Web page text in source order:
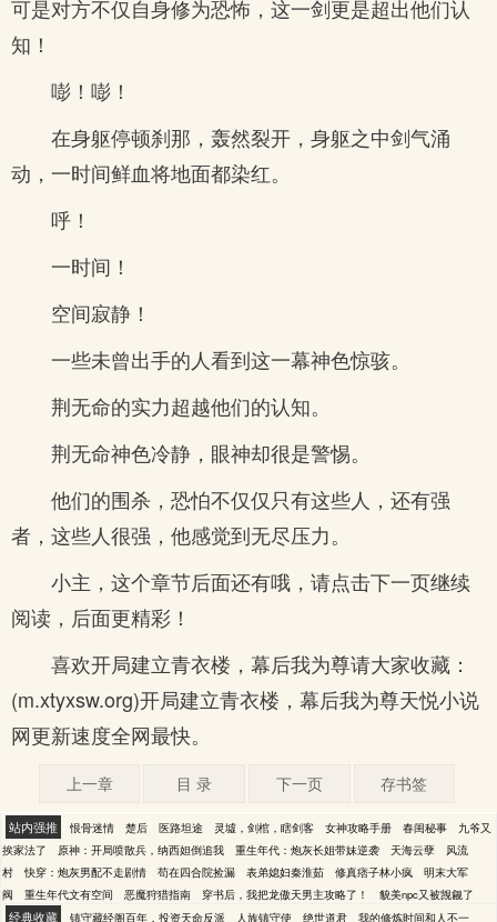
可是对方不仅自身修为恐怖，这一剑更是超出他们认
知！
嘭！嘭！
在身躯停顿刹那，轰然裂开，身躯之中剑气涌
动，一时间鲜血将地面都染红。
呼！
一时间！
空间寂静！
一些未曾出手的人看到这一幕神色惊骇。
荆无命的实力超越他们的认知。
荆无命神色冷静，眼神却很是警惕。
他们的围杀，恐怕不仅仅只有这些人，还有强
者，这些人很强，他感觉到无尽压力。
小主，这个章节后面还有哦，请点击下一页继续
阅读，后面更精彩！
喜欢开局建立青衣楼，幕后我为尊请大家收藏：
(m.xtyxsw.org)开局建立青衣楼，幕后我为尊天悦小说
网更新速度全网最快。
上一章 目 录 下一页 存书签
站内强推 恨骨迷情 楚后 医路坦途 灵墟，剑棺，瞎剑客 女神攻略手册 春闺秘事
九爷又
挨家法了
原神：开局喷散兵，纳西妲倒追我 重生年代：炮灰长姐带妹逆袭 天海云孽
风流
村
快穿：炮灰男配不走剧情 苟在四合院捡漏 表弟媳妇秦淮茹 修真痞子林小疯
明末大军
阀
重生年代文有空间 恶魔狩猎指南 穿书后，我把龙傲天男主攻略了！ 貌美npc又被觊觎了
经典收藏 镇守藏经阁百年，投资天命反派 人族镇守使 绝世道君 我的修炼时间和人不一